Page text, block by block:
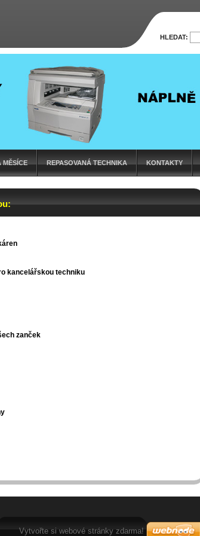
MĚSÍCE REPASOVANÁ TECHNIKA KONTAKTY
kancelářskou techniku
zanček
HLEDAT:
Vytvořte si webové stránky zdarma!